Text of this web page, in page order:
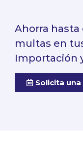
Ahorra hasta
multas en
Importación
Solicita